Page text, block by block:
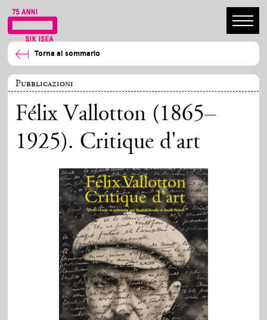
Torna al sommario
Pubblicazioni
Félix Vallotton (1865–
1925). Critique d'art